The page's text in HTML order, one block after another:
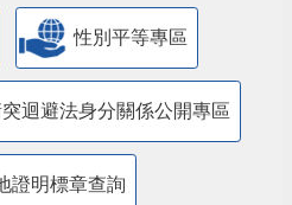
性別平等專區
迴避法身分關係公開專區
證明標章查詢